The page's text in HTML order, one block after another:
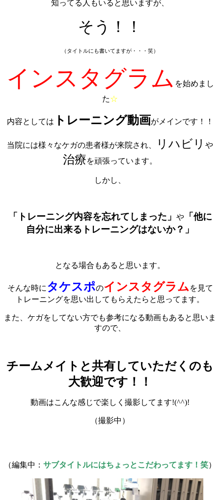
知ってる人もいると思いますが、
そう！！
（タイトルにも書いてますが・・・笑）
インスタグラム を始めまし
た☆
内容としては トレーニング動画がメインです！！
当院には様々なケガの患者様が来院され、 リハビリ や
治療を頑張っています。
しかし、
「トレーニング内容を忘れてしまった」 や「他に
自分に出来るトレーニングはないか？」
となる場合もあると思います。
そんな時に タケスポのインスタグラム を見て
トレーニングを思い出してもらえたらと思ってます。
また、ケガをしてない方でも参考になる動画もあると思いま
すので、
チームメイトと共有していただくのも
大歓迎です！！
動画はこんな感じで楽しく撮影してます!(^^)!
（撮影中）
（編集中： サブタイトルにはちょっとこだわってます！笑）